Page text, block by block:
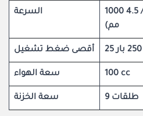
السرعة
1000 قدم/ثانية (0.177 / 4.5
مم)
أقصى ضغط تشغيل
سعة الهواء 100 cc
سعة الخزنة 9 طلقات